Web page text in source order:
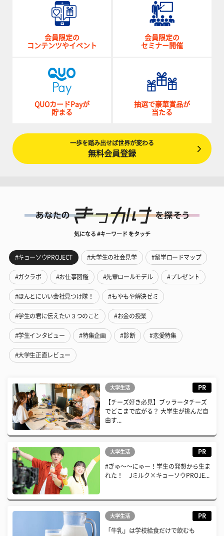
会員限定の
コンテンツやイベント
会員限定の
セミナー開催
QUOカードPayが
貯まる
抽選で豪華賞品が
当たる
一歩を踏み出せば世界が変わる
無料会員登録
気になる #キーワード をタッチ
#キョーソウPROJECT #大学生の社会見学 #留学ロードマップ
#ガクラボ #お仕事図鑑 #先輩ロールモデル #プレゼント
#ほんとにいい会社見つけ隊！ #もやもや解決ゼミ
#学生の君に伝えたい３つのこと #お金の授業
#学生インタビュー #特集企画 #診断 #恋愛特集
#大学生正直レビュー
大学生活 PR
【チーズ好き必見】ブッラータチーズ
でどこまで広がる？ 大学生が挑んだ自
由す...
大学生活 PR
#ぎゅ〜〜にゅー！学生の発想から生ま
れた！ Jミルク×キョーソウPROJE...
大学生活 PR
「牛乳」は学校給食だけで飲むも